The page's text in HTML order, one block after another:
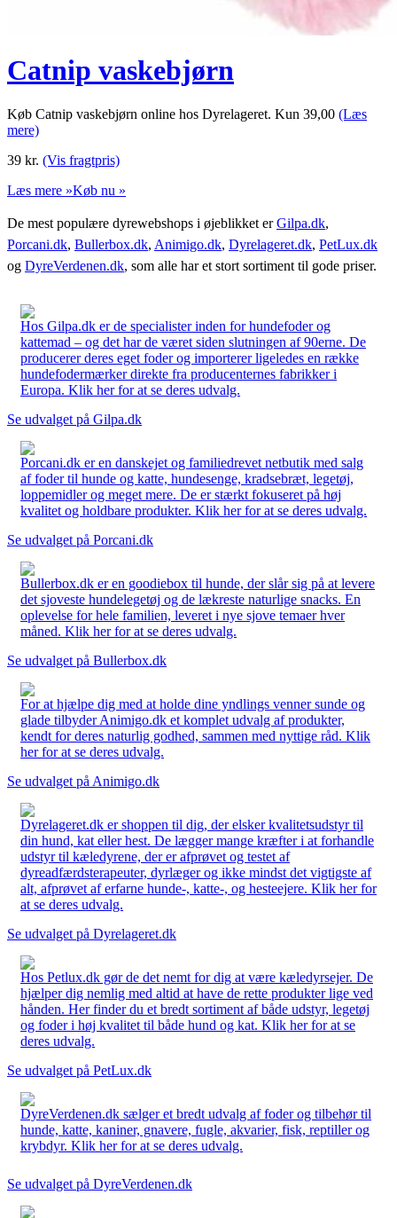
Catnip vaskebjørn
Køb Catnip vaskebjørn online hos Dyrelageret. Kun 39,00 (Læs
mere)
39 kr. (Vis fragtpris)
Læs mere »Køb nu »
De mest populære dyrewebshops i øjeblikket erGilpa.dk,
Porcani.dk, Bullerbox.dk, Animigo.dk, Dyrelageret.dk, PetLux.dk
og DyreVerdenen.dk, som alle har et stort sortiment til gode priser.
Hos Gilpa.dk er de specialister inden for hundefoder og
kattemad – og det har de været siden slutningen af 90erne. De
producerer deres eget foder og importerer ligeledes en række
hundefodermærker direkte fra producenternes fabrikker i
Europa. Klik her for at se deres udvalg.
Se udvalget på Gilpa.dk
Porcani.dk er en danskejet og familiedrevet netbutik med salg
af foder til hunde og katte, hundesenge, kradsebræt, legetøj,
loppemidler og meget mere. De er stærkt fokuseret på høj
kvalitet og holdbare produkter. Klik her for at se deres udvalg.
Se udvalget på Porcani.dk
Bullerbox.dk er en goodiebox til hunde, der slår sig på at levere
det sjoveste hundelegetøj og de lækreste naturlige snacks. En
oplevelse for hele familien, leveret i nye sjove temaer hver
måned. Klik her for at se deres udvalg.
Se udvalget på Bullerbox.dk
For at hjælpe dig med at holde dine yndlings venner sunde og
glade tilbyder Animigo.dk et komplet udvalg af produkter,
kendt for deres naturlig godhed, sammen med nyttige råd. Klik
her for at se deres udvalg.
Se udvalget på Animigo.dk
Dyrelageret.dk er shoppen til dig, der elsker kvalitetsudstyr til
din hund, kat eller hest. De lægger mange kræfter i at forhandle
udstyr til kæledyrene, der er afprøvet og testet af
dyreadfærdsterapeuter, dyrlæger og ikke mindst det vigtigste af
alt, afprøvet af erfarne hunde-, katte-, og hesteejere. Klik her for
at se deres udvalg.
Se udvalget på Dyrelageret.dk
Hos Petlux.dk gør de det nemt for dig at være kæledyrsejer. De
hjælper dig nemlig med altid at have de rette produkter lige ved
hånden. Her finder du et bredt sortiment af både udstyr, legetøj
og foder i høj kvalitet til både hund og kat. Klik her for at se
deres udvalg.
Se udvalget på PetLux.dk
DyreVerdenen.dk sælger et bredt udvalg af foder og tilbehør til
hunde, katte, kaniner, gnavere, fugle, akvarier, fisk, reptiller og
krybdyr. Klik her for at se deres udvalg.
Se udvalget på DyreVerdenen.dk